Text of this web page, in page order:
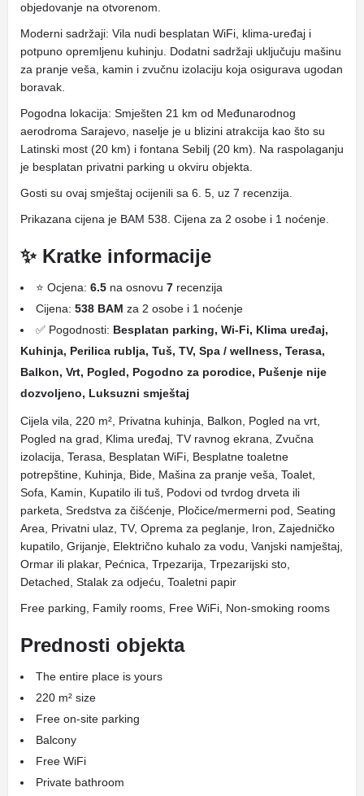
objedovanje na otvorenom.
Moderni sadržaji: Vila nudi besplatan WiFi, klima-uređaj i
potpuno opremljenu kuhinju. Dodatni sadržaji uključuju mašinu
za pranje veša, kamin i zvučnu izolaciju koja osigurava ugodan
boravak.
Pogodna lokacija: Smješten 21 km od Međunarodnog
aerodroma Sarajevo, naselje je u blizini atrakcija kao što su
Latinski most (20 km) i fontana Sebilj (20 km). Na raspolaganju
je besplatan privatni parking u okviru objekta.
Gosti su ovaj smještaj ocijenili sa 6. 5, uz 7 recenzija.
Prikazana cijena je BAM 538. Cijena za 2 osobe i 1 noćenje.
✨ Kratke informacije
⭐ Ocjena: 6.5 na osnovu 7 recenzija
Cijena: 538 BAM za 2 osobe i 1 noćenje
✅ Pogodnosti: Besplatan parking, Wi-Fi, Klima uređaj,
Kuhinja, Perilica rublja, Tuš, TV, Spa / wellness, Terasa,
Balkon, Vrt, Pogled, Pogodno za porodice, Pušenje nije
dozvoljeno, Luksuzni smještaj
Cijela vila, 220 m², Privatna kuhinja, Balkon, Pogled na vrt,
Pogled na grad, Klima uređaj, TV ravnog ekrana, Zvučna
izolacija, Terasa, Besplatan WiFi, Besplatne toaletne
potrepštine, Kuhinja, Bide, Mašina za pranje veša, Toalet,
Sofa, Kamin, Kupatilo ili tuš, Podovi od tvrdog drveta ili
parketa, Sredstva za čišćenje, Pločice/mermerni pod, Seating
Area, Privatni ulaz, TV, Oprema za peglanje, Iron, Zajedničko
kupatilo, Grijanje, Električno kuhalo za vodu, Vanjski namještaj,
Ormar ili plakar, Pećnica, Trpezarija, Trpezarijski sto,
Detached, Stalak za odjeću, Toaletni papir
Free parking, Family rooms, Free WiFi, Non-smoking rooms
Prednosti objekta
The entire place is yours
220 m² size
Free on-site parking
Balcony
Free WiFi
Private bathroom